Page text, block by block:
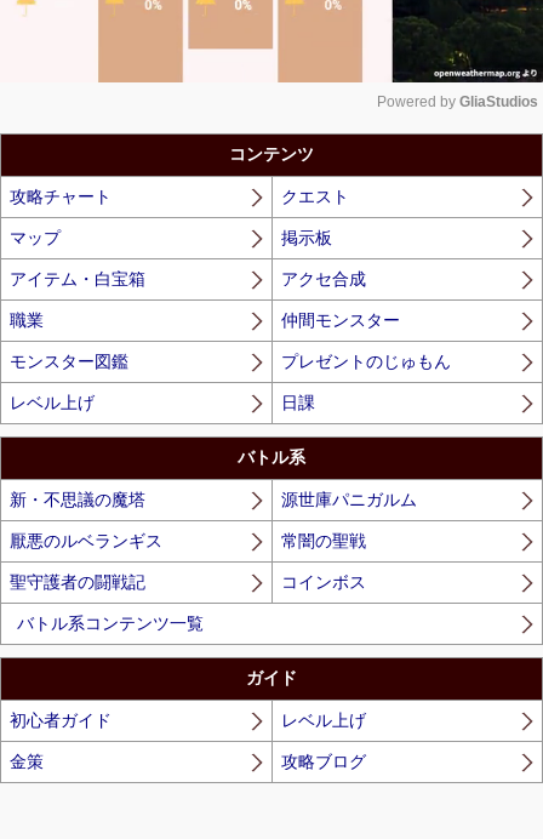
Powered by GliaStudios
コンテンツ
攻略チャート クエスト
マップ 掲示板
アイテム・白宝箱 アクセ合成
職業 仲間モンスター
モンスター図鑑 プレゼントのじゅもん
レベル上げ 日課
バトル系
新・不思議の魔塔 源世庫パニガルム
厭悪のルベランギス 常闇の聖戦
聖守護者の闘戦記 コインボス
バトル系コンテンツ一覧
ガイド
初心者ガイド レベル上げ
金策 攻略ブログ